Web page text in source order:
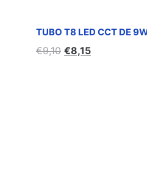
TUBO T8 LED CCT DE
€9,10 €8,15